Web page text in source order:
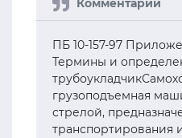
ПБ 10-157-97
Термины и
грузоподъемная
стрелой,
транспортирования